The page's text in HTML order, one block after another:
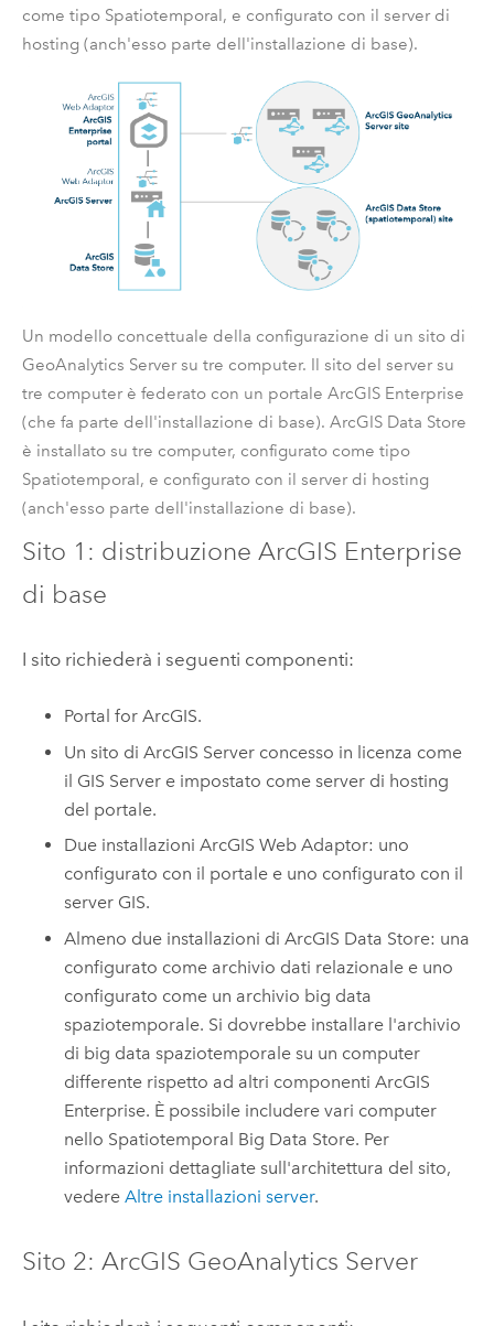
come tipo Spatiotemporal, e configurato con il server di
hosting (anch'esso parte dell'installazione di base).
Un modello concettuale della configurazione di un sito di
GeoAnalytics Serversu tre computer. Il sito del server su
tre computer è federato con un portale ArcGIS Enterprise
(che fa parte dell'installazione di base). ArcGIS Data Store
è installato su tre computer, configurato come tipo
Spatiotemporal, e configurato con il server di hosting
(anch'esso parte dell'installazione di base).
Sito 1: distribuzione ArcGIS Enterprise
di base
I sito richiederà i seguenti componenti:
Portal for ArcGIS.
Un sito diArcGIS Server concesso in licenza come
il GIS Server e impostato come server di hosting
del portale.
Due installazioniArcGIS Web Adaptor: uno
configurato con il portale e uno configurato con il
server GIS.
Almeno due installazioni diArcGIS Data Store: una
configurato come archivio dati relazionale e uno
configurato come un archivio big data
spaziotemporale. Si dovrebbe installare l'archivio
di big data spaziotemporale su un computer
differente rispetto ad altri componentiArcGIS
Enterprise. È possibile includere vari computer
nello Spatiotemporal Big Data Store. Per
informazioni dettagliate sull'architettura del sito,
vedereAltre installazioni server.
Sito 2: ArcGIS GeoAnalytics Server